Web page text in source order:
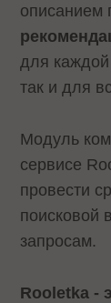
описанием
для
так и для
Модуль
сервисе
провести
поисковой
запросам.
Rooletka -